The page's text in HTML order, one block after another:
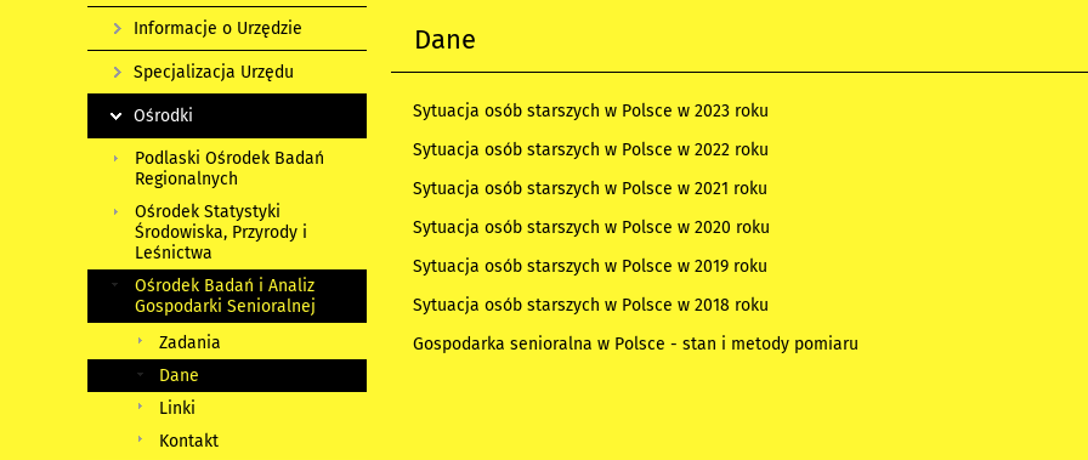
Dane
Sytuacja osób starszych w Polsce w 2023 roku
Sytuacja osób starszych w Polsce w 2022 roku
Sytuacja osób starszych w Polsce w 2021 roku
Sytuacja osób starszych w Polsce w 2020 roku
Sytuacja osób starszych w Polsce w 2019 roku
Sytuacja osób starszych w Polsce w 2018 roku
Gospodarka senioralna w Polsce - stan i metody pomiaru
Informacje o Urzędzie
Specjalizacja Urzędu
Ośrodki
Podlaski Ośrodek Badań
Regionalnych
Ośrodek Statystyki
Środowiska, Przyrody i
Leśnictwa
Ośrodek Badań i Analiz
Gospodarki Senioralnej
Zadania
Dane
Linki
Kontakt